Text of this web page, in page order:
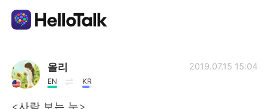
語言交換應用
AI Grammar Checker
올리
EN KR
2019.07.15 15:04
<사람 보는 눈>